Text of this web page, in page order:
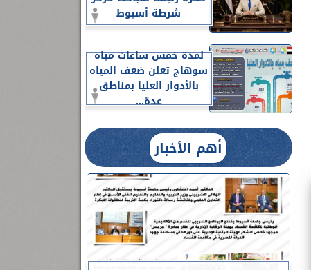
شرطة أسيوط
لمدة خمس ساعات مياه
سوهاج تعلن ضعف المياه
بالأدوار العليا بمناطق
عدة...
أهم الأخبار